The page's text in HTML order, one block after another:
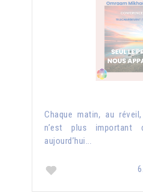
Chaque matin, au
n’est plus
aujourd’hui...